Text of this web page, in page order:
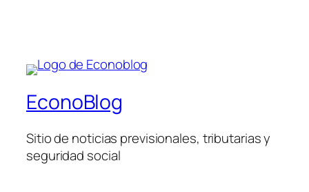
EconoBlog
Sitio de noticias previsionales, tributarias y
seguridad social